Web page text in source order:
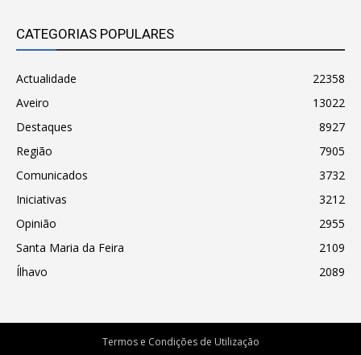
CATEGORIAS POPULARES
Actualidade
22358
Aveiro
13022
Destaques
8927
Região
7905
Comunicados
3732
Iniciativas
3212
Opinião
2955
Santa Maria da Feira
2109
Ílhavo
2089
Termos e Condições de Utilização